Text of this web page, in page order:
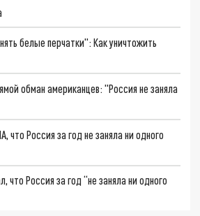
белые перчатки": Как уничтожить
обман американцев: "Россия не заняла
что Россия за год не заняла ни одного
что Россия за год “не заняла ни одного